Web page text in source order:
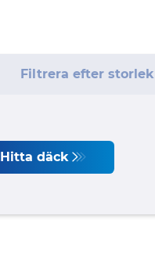
Filtrera efter storlek
Hitta däck